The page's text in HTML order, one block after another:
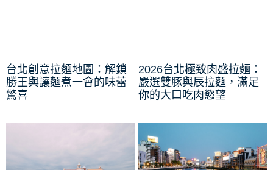
台北創意拉麵地圖：解鎖
勝王與讓麵煮一會的味蕾
驚喜
2026台北極致肉盛拉麵：
嚴選雙豚與辰拉麵，滿足
你的大口吃肉慾望